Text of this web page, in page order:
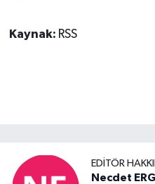
Kaynak: RSS
EDITÖR
Necdet